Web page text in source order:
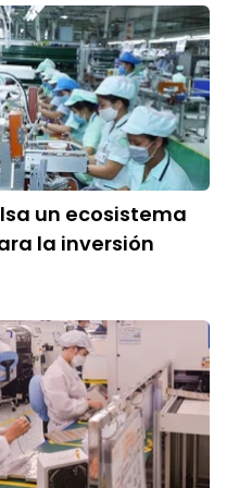
un ecosistema
la inversión